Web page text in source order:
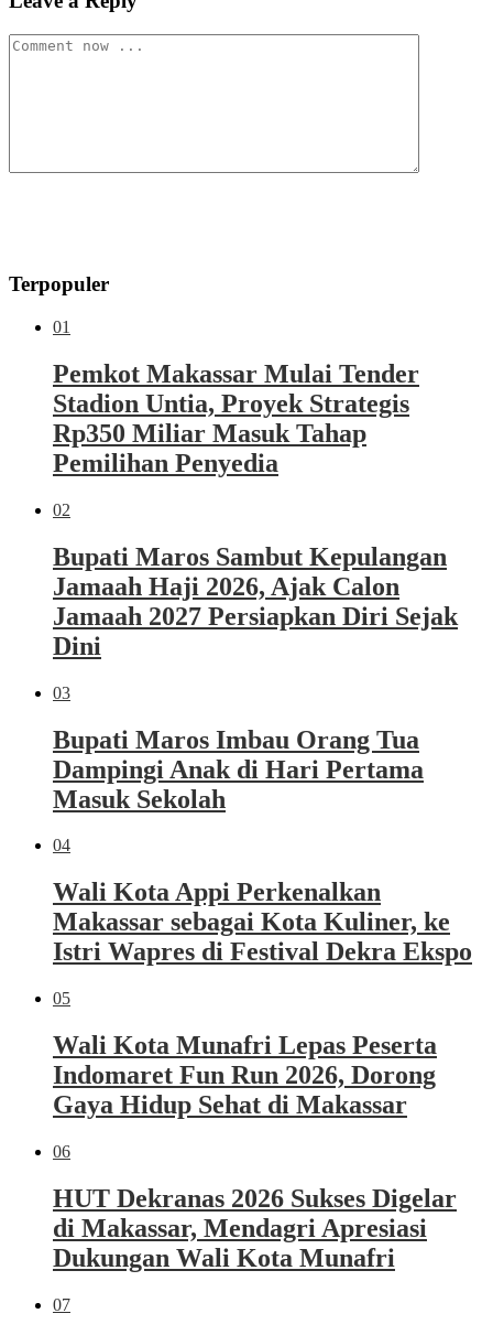
Terpopuler
01
Pemkot Makassar Mulai Tender
Stadion Untia, Proyek Strategis
Rp350 Miliar Masuk Tahap
Pemilihan Penyedia
02
Bupati Maros Sambut Kepulangan
Jamaah Haji 2026, Ajak Calon
Jamaah 2027 Persiapkan Diri Sejak
Dini
03
Bupati Maros Imbau Orang Tua
Dampingi Anak di Hari Pertama
Masuk Sekolah
04
Wali Kota Appi Perkenalkan
Makassar sebagai Kota Kuliner, ke
Istri Wapres di Festival Dekra Ekspo
05
Wali Kota Munafri Lepas Peserta
Indomaret Fun Run 2026, Dorong
Gaya Hidup Sehat di Makassar
06
HUT Dekranas 2026 Sukses Digelar
di Makassar, Mendagri Apresiasi
Dukungan Wali Kota Munafri
07